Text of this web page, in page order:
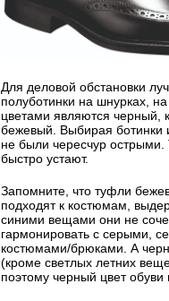
Для деловой обстановки
полуботинки на шнурках,
цветами являются черный,
бежевый. Выбирая ботинки
не были чересчур
быстро устают.
Запомните, что туфли
подходят к костюмам,
синими вещами они не
гармонировать с серыми,
костюмами/брюками. А
(кроме светлых летних
поэтому черный цвет